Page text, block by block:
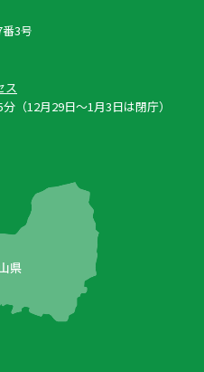
3号
ス
（12月29日〜1月3日は閉庁）